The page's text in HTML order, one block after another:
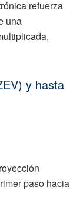
refuerza
una
y hasta
paso hacia